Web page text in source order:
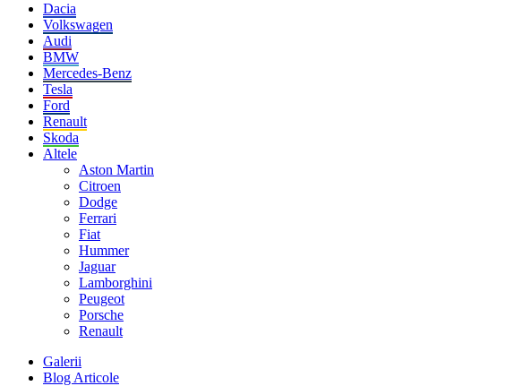
Dacia
Volkswagen
Audi
BMW
Mercedes-Benz
Tesla
Ford
Renault
Skoda
Altele
Aston Martin
Citroen
Dodge
Ferrari
Fiat
Hummer
Jaguar
Lamborghini
Peugeot
Porsche
Renault
Galerii
Blog Articole